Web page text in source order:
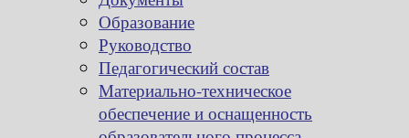
Образование
Руководство
Педагогический состав
Материально-техническое
обеспечение и оснащенность